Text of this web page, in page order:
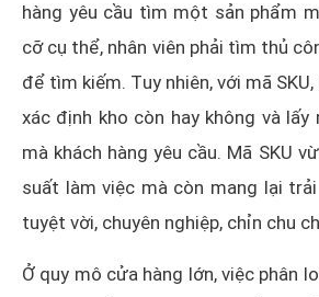
hàng yêu cầu tìm một sản phẩm
cỡ cụ thể, nhân viên phải tìm thủ
để tìm kiếm. Tuy nhiên, với mã
xác định kho còn hay không và lấy
mà khách hàng yêu cầu. Mã SKU
suất làm việc mà còn mang lại
tuyệt vời, chuyên nghiệp, chỉn chu
Ở quy mô cửa hàng lớn, việc phân